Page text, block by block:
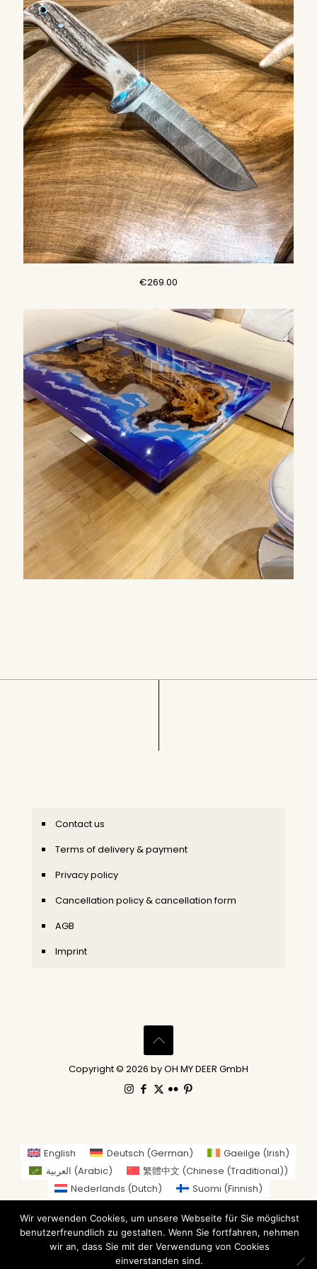
€289.00.€249.00.
€269.00
Contact us
Terms of delivery & payment
Privacy policy
Cancellation policy & cancellation form
AGB
Imprint
Copyright © 2026 by OH MY DEER GmbH
English Deutsch (German) Gaeilge (Irish)
العربية (Arabic) 繁體中文 (Chinese (Traditional))
Nederlands (Dutch) Suomi (Finnish)
日本語(Japanese)
Norsk bokmål (Norwegian Bokmål
Russian) Español
Wir verwenden Cookies, um unsere Webseite für Sie möglichst
benutzerfreundlich zu gestalten. Wenn Sie fortfahren, nehmen
wir an, dass Sie mit der Verwendung von Cookies
einverstanden sind.